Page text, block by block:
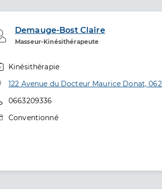
Demauge-Bost Claire
Masseur-Kinésithérapeute
Professionel de santé
Kinésithérapie
Adresse
122 Avenue du Docteur Maurice Donat,
Téléphone
0663209336
Type de convention
Conventionné